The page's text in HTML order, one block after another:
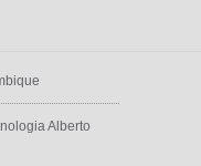
Alberto